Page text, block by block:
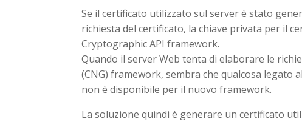
Se il certificato utilizzato sul server è stato
richiesta del certificato, la chiave privata per il
Cryptographic API framework.
Quando il server Web tenta di elaborare le
(CNG) framework, sembra che qualcosa legato
non è disponibile per il nuovo framework.
La soluzione quindi è generare un certificato